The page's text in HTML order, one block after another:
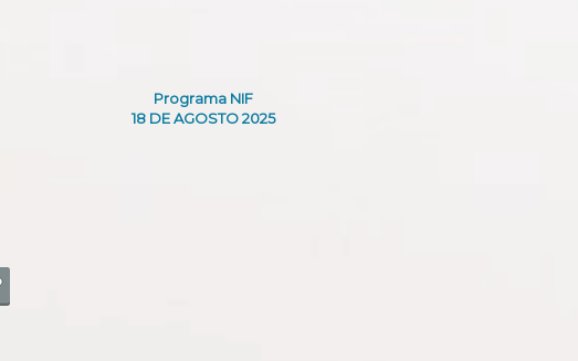
Programa NIF
18 DE AGOSTO 2025